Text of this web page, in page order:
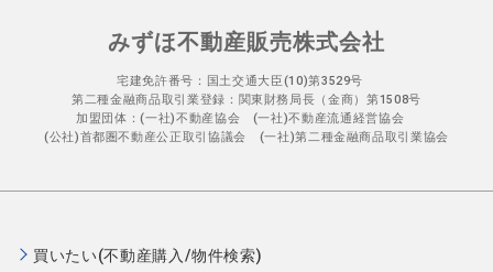
みずほ不動産販売株式会社
宅建免許番号：国土交通大臣(10)第3529号
第二種金融商品取引業登録：関東財務局長（金商）第1508号
加盟団体：(一社)不動産協会 (一社)不動産流通経営協会
(公社)首都圏不動産公正取引協議会 (一社)第二種金融商品取引業協会
買いたい(不動産購入/物件検索)